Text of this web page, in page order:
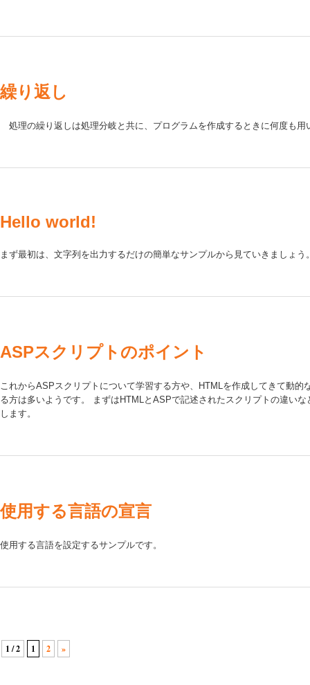
繰り返し
処理の繰り返しは処理分岐と共に、プログラムを作成するときに何度も用
Hello world!
まず最初は、文字列を出力するだけの簡単なサンプルから見ていきましょう
ASPスクリプトのポイント
これからASPスクリプトについて学習する方や、HTMLを作成してきて動的
る方は多いようです。 まずはHTMLとASPで記述されたスクリプトの違い
します。
使用する言語の宣言
使用する言語を設定するサンプルです。
1 / 2 1 2 »